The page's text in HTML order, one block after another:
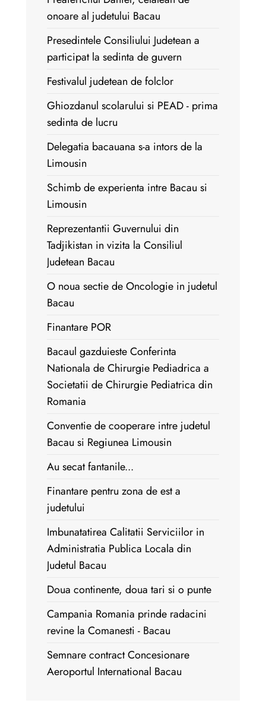
onoare al judetului Bacau
Presedintele Consiliului Judetean a
participat la sedinta de guvern
Festivalul judetean de folclor
Ghiozdanul scolarului si PEAD - prima
sedinta de lucru
Delegatia bacauana s-a intors de la
Limousin
Schimb de experienta intre Bacau si
Limousin
Reprezentantii Guvernului din
Tadjikistan in vizita la Consiliul
Judetean Bacau
O noua sectie de Oncologie in judetul
Bacau
Finantare POR
Bacaul gazduieste Conferinta
Nationala de Chirurgie Pediadrica a
Societatii de Chirurgie Pediatrica din
Romania
Conventie de cooperare intre judetul
Bacau si Regiunea Limousin
Au secat fantanile...
Finantare pentru zona de est a
judetului
Imbunatatirea Calitatii Serviciilor in
Administratia Publica Locala din
Judetul Bacau
Doua continente, doua tari si o punte
Campania Romania prinde radacini
revine la Comanesti - Bacau
Semnare contract Concesionare
Aeroportul International Bacau